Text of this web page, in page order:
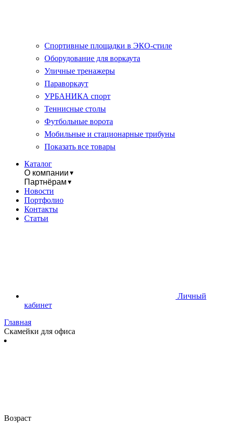
Спортивные площадки в ЭКО-стиле
Оборудование для воркаута
Уличные тренажеры
Параворкаут
УРБАНИКА спорт
Теннисные столы
Футбольные ворота
Мобильные и стационарные трибуны
Показать все товары
Каталог
О компании ▼
Партнёрам ▼
Новости
Портфолио
Контакты
Статьи
Личный
кабинет
Главная
Скамейки для офиса
Возраст